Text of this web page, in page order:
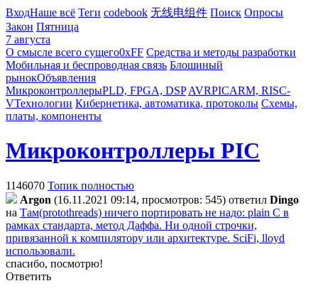
ВходНаше всё Теги codebook 无线电组件 Поиск Опросы
Закон Пятница
7 августа
О смысле всего сущего0xFF Средства и методы разработки
Мобильная и беспроводная связь Блошиный
рынокОбъявления
МикроконтроллерыPLD, FPGA, DSP AVRPICARM, RISC-
VТехнологии Кибернетика, автоматика, протоколы Схемы,
платы, компоненты
Микроконтроллеры PIC
1146070 Топик полностью
Argon (16.11.2021 09:14, просмотров: 545) ответил Dingo
на Там(protothreads) ничего портировать не надо: plain C в
рамках стандарта, метод Даффа. Ни одной строчки,
привязанной к компилятору или архитектуре. SciFi, lloyd
использовали.
спасибо, посмотрю!
Ответить